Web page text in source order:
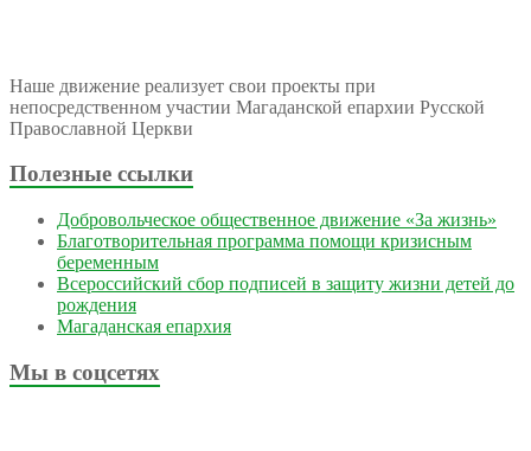
Наше движение реализует свои проекты при
непосредственном участии Магаданской епархии Русской
Православной Церкви
Полезные ссылки
Добровольческое общественное движение «За жизнь»
Благотворительная программа помощи кризисным
беременным
Всероссийский сбор подписей в защиту жизни детей до
рождения
Магаданская епархия
Мы в соцсетях